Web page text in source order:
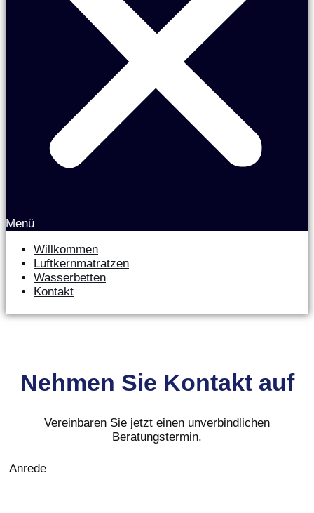
Menü
Willkommen
Luftkernmatratzen
Wasserbetten
Kontakt
Nehmen Sie Kontakt auf
Vereinbaren Sie jetzt einen unverbindlichen
Beratungstermin.
Anrede